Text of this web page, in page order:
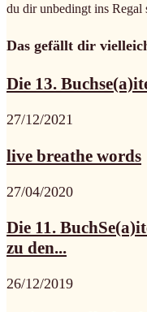
du dir unbedingt ins Regal
Das gefällt dir
Die 13.
27/12/2021
live breathe words
27/04/2020
Die 11.
zu den...
26/12/2019